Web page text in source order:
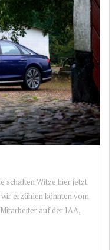
schalten Witze hier jetzt
erzählen könnten vom
auf der IAA,